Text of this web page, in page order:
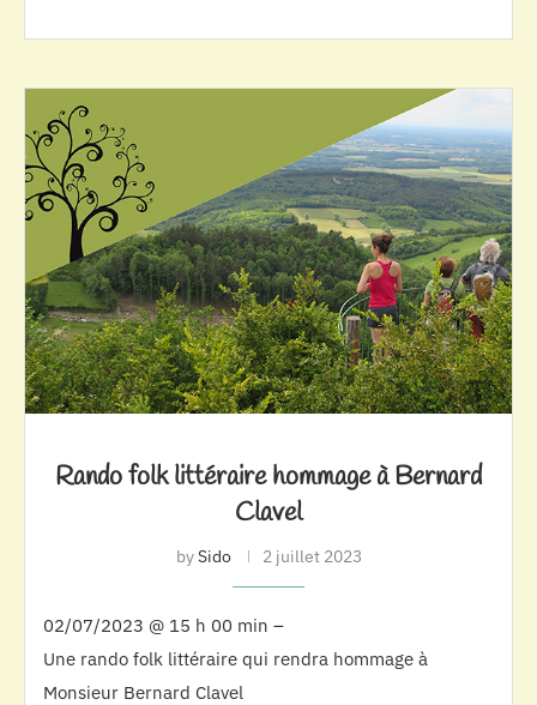
Rando folk littéraire hommage à Bernard
Clavel
bySido 2 juillet 2023
02/07/2023 @ 15 h 00 min –
Une rando folk littéraire qui rendra hommage à
Monsieur Bernard Clavel